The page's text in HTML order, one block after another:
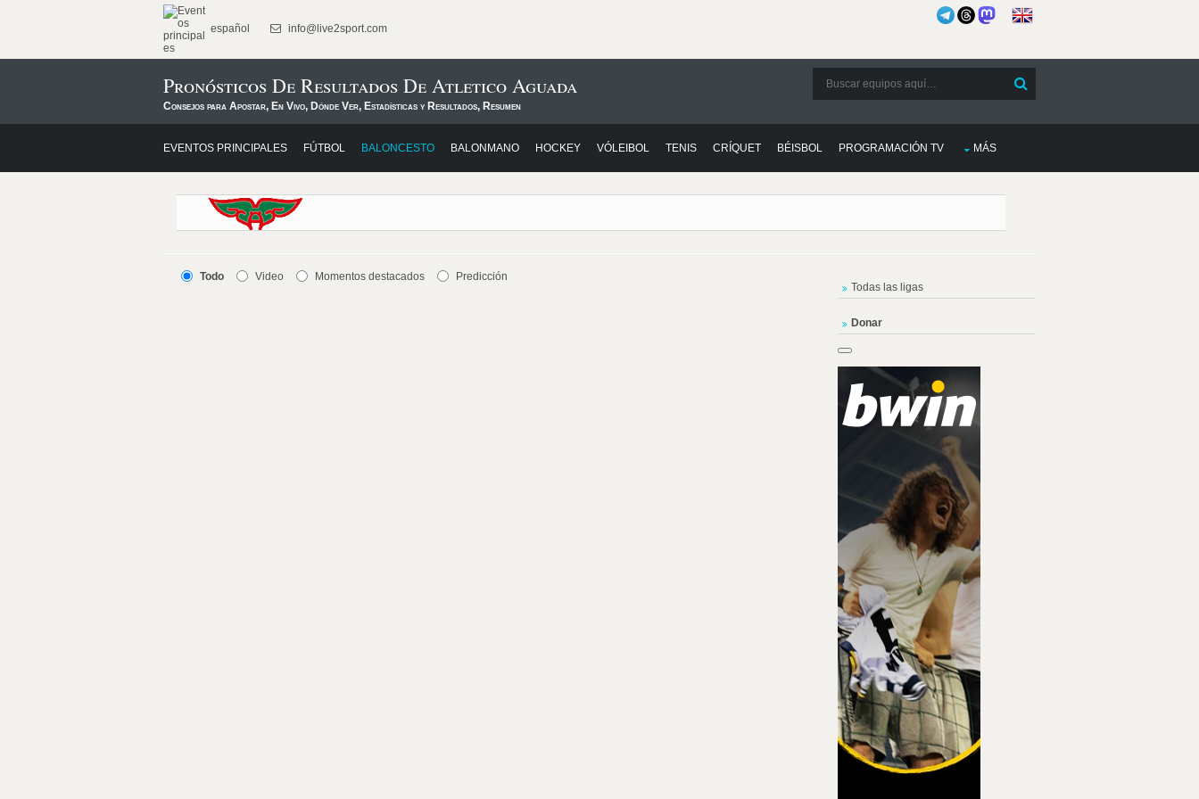
español info@live2sport.com
Pronósticos De Resultados De Atletico Aguada
Consejos para Apostar, En Vivo, Dónde Ver, Estadísticas y Resultados, Resumen
EVENTOS PRINCIPALES FÚTBOL BALONCESTO BALONMANO HOCKEY VÓLEIBOL TENIS CRÍQUET BÉISBOL PROGRAMACIÓN TV MÁS
Todo Video Momentos destacados Predicción
Todas las ligas
Donar